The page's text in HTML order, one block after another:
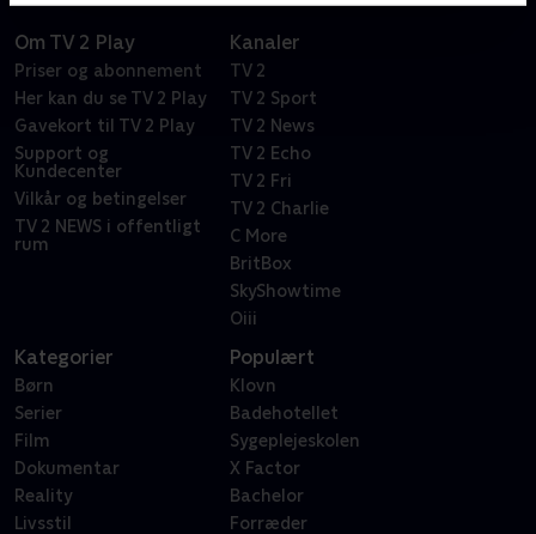
Om TV 2 Play
Priser og abonnement
Her kan du se TV 2 Play
Gavekort til TV 2 Play
Support og
Kundecenter
Vilkår og betingelser
TV 2 NEWS i offentligt
rum
Kanaler
TV 2
TV 2 Sport
TV 2 News
TV 2 Echo
TV 2 Fri
TV 2 Charlie
C More
BritBox
SkyShowtime
Oiii
Kategorier
Børn
Serier
Film
Dokumentar
Reality
Livsstil
Populært
Klovn
Badehotellet
Sygeplejeskolen
X Factor
Bachelor
Forræder